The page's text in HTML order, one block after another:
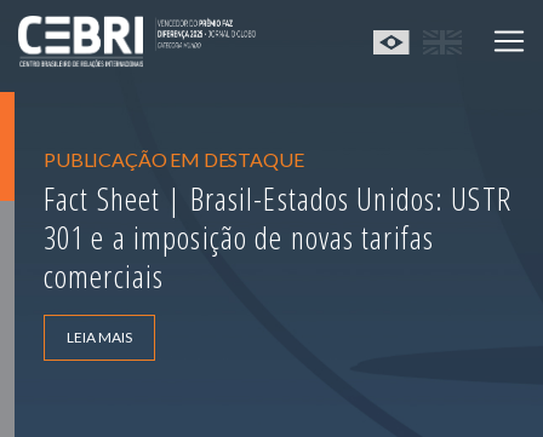
PUBLICAÇÃO EM DESTAQUE
Fact Sheet | Brasil-Estados Unidos: USTR
301 e a imposição de novas tarifas
comerciais
LEIA MAIS